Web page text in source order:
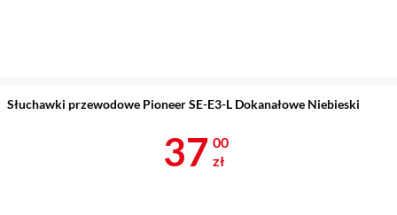
Słuchawki przewodowe Pioneer SE-E3-L Dokanałowe Niebieski
Cena 37 zł
37 00
zł